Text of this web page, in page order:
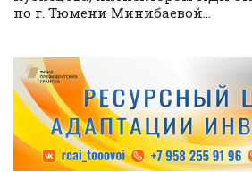
по г. Тюмени Минибаевой...